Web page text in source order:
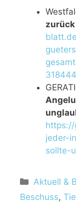
zurück
jeder-
sollte-
K
Aktuell &
Beschuss,